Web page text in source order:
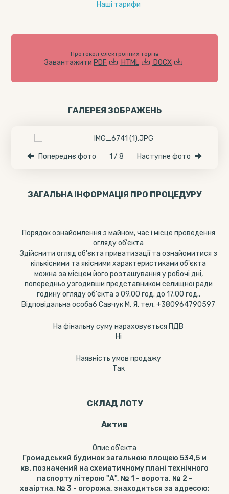
Наші тарифи
Протокол електронних торгів
Завантажити PDF HTML DOCX
ГАЛЕРЕЯ ЗОБРАЖЕНЬ
Попереднє фото 1 / 8 Наступне фото
ЗАГАЛЬНА ІНФОРМАЦІЯ ПРО ПРОЦЕДУРУ
Порядок ознайомлення з майном, час і місце проведення
огляду обʼєкта
Здійснити огляд об'єкта приватизації та ознайомитися з
кількісними та якісними характеристиками об'єкта
можна за місцем його розташування у робочі дні,
попередньо узгодивши представником селищної ради
годину огляду об'єкта з 09.00 год. до 17.00 год..
Відповідальна особа6 Савчук М. Я. тел. +380964790597
На фінальну суму нараховується ПДВ
Ні
Наявність умов продажу
Так
СКЛАД ЛОТУ
Актив
Опис обʼєкта
Громадський будинок загальною площею 534,5 м
кв. позначений на схематичному плані технічного
паспорту літерою "А", № 1 - ворота, № 2 -
хваіртка, № 3 - огорожа, знаходиться за адресою: